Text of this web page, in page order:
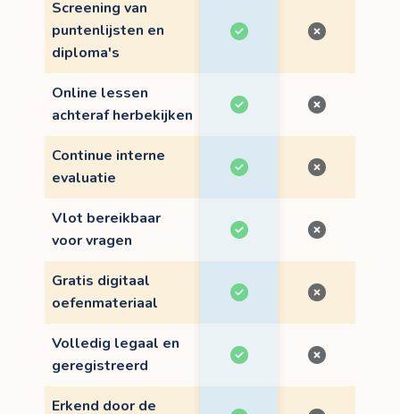
Screening van
puntenlijsten en
diploma's
Online lessen
achteraf herbekijken
Continue interne
evaluatie
Vlot bereikbaar
voor vragen
Gratis digitaal
oefenmateriaal
Volledig legaal en
geregistreerd
Erkend door de